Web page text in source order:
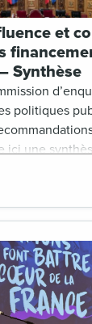
et
Synthèse
politiques
ici une